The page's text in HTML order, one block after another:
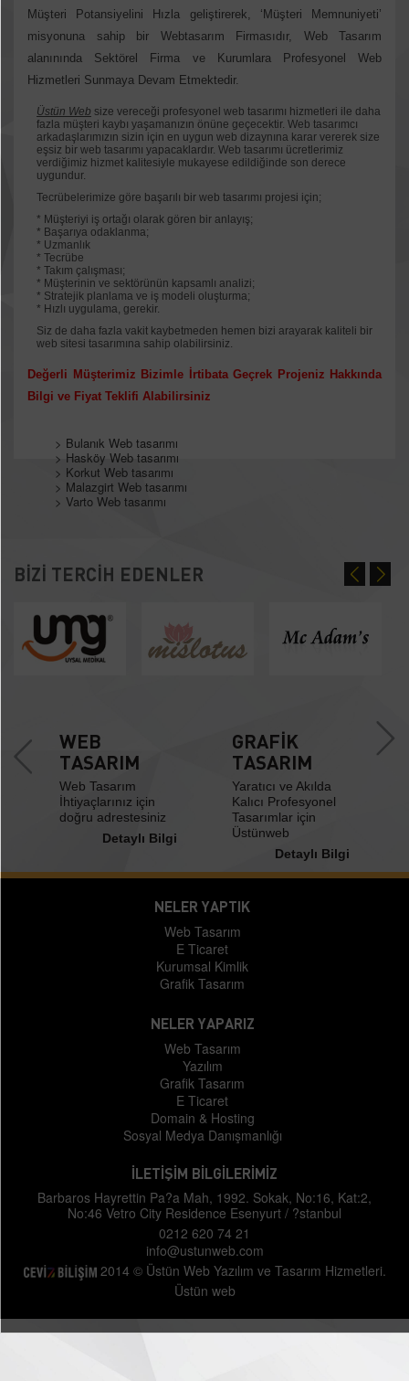
Müşteri Potansiyelini Hızla geliştirerek, ‘Müşteri Memnuniyeti’
misyonuna sahip bir Webtasarım Firmasıdır, Web Tasarım
alanınında Sektörel Firma ve Kurumlara Profesyonel Web
Hizmetleri Sunmaya Devam Etmektedir.
Üstün Web size vereceği profesyonel web tasarımı hizmetleri ile daha
fazla müşteri kaybı yaşamanızın önüne geçecektir. Web tasarımcı
arkadaşlarımızın sizin için en uygun web dizaynına karar vererek size
eşsiz bir web tasarımı yapacaklardır. Web tasarımı ücretlerimiz
verdiğimiz hizmet kalitesiyle mukayese edildiğinde son derece
uygundur.
Tecrübelerimize göre başarılı bir web tasarımı projesi için;
* Müşteriyi iş ortağı olarak gören bir anlayış;
* Başarıya odaklanma;
* Uzmanlık
* Tecrübe
* Takım çalışması;
* Müşterinin ve sektörünün kapsamlı analizi;
* Stratejik planlama ve iş modeli oluşturma;
* Hızlı uygulama, gerekir.
Siz de daha fazla vakit kaybetmeden hemen bizi arayarak kaliteli bir
web sitesi tasarımına sahip olabilirsiniz.
Değerli Müşterimiz Bizimle İrtibata Geçrek Projeniz Hakkında
Bilgi ve Fiyat Teklifi Alabilirsiniz
> Bulanık Web tasarımı
> Hasköy Web tasarımı
> Korkut Web tasarımı
> Malazgirt Web tasarımı
> Varto Web tasarımı
BİZİ TERCİH EDENLER
WEB
TASARIM
Web Tasarım
İhtiyaçlarınız için
doğru adrestesiniz
Detaylı Bilgi
GRAFİK
TASARIM
Yaratıcı ve Akılda
Kalıcı Profesyonel
Tasarımlar için
Üstünweb
Detaylı Bilgi
NELER YAPTIK
Web Tasarım
E Ticaret
Kurumsal Kimlik
Grafik Tasarım
NELER YAPARIZ
Web Tasarım
Yazılım
Grafik Tasarım
E Ticaret
Domain & Hosting
Sosyal Medya Danışmanlığı
İLETİŞİM BİLGİLERİMİZ
Barbaros Hayrettin Pa?a Mah, 1992. Sokak, No:16, Kat:2,
No:46 Vetro City Residence Esenyurt / ?stanbul
0212 620 74 21
info@ustunweb.com
2014 © Üstün Web Yazılım ve Tasarım Hizmetleri.
Üstün web